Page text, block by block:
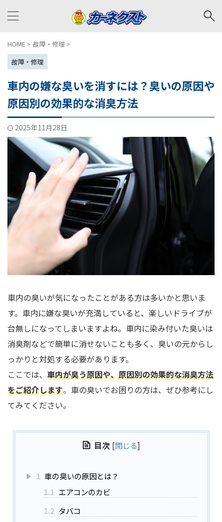
HOME > 故障・修理 >
故障・修理
車内の嫌な臭いを消すには？臭いの原因や
原因別の効果的な消臭方法
2025年11月28日
車内の臭いが気になったことがある方は多いかと思いま
す。車内に嫌な臭いが充満していると、楽しいドライブが
台無しになってしまいますよね。車内に染み付いた臭いは
消臭剤などで簡単に消せないことも多く、臭いの元からし
っかりと対処する必要があります。
ここでは、 車内が臭う原因や、原因別の効果的な消臭方法
をご紹介します。車の臭いでお困りの方は、ぜひ参考にし
てみてください。
目次 [閉じる]
1 車の臭いの原因とは？
1.1 エアコンのカビ
1.2 タバコ